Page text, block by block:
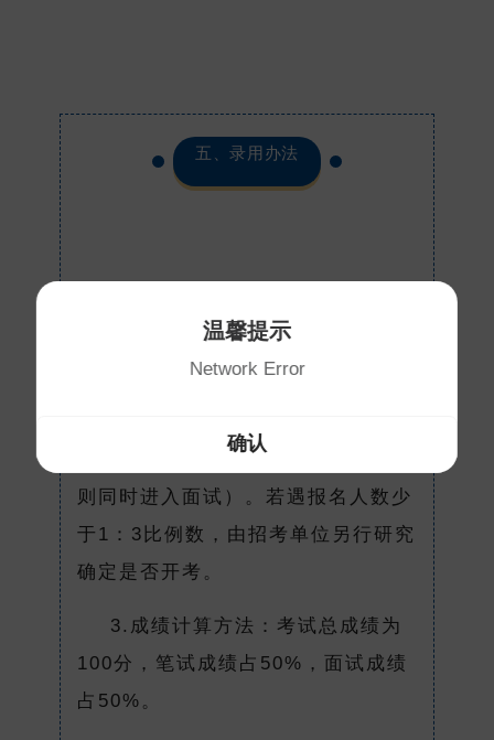
五、录用办法
法，笔试面试均实行百分制计分。
（若入围最后一名出现成绩相同者，
则同时进入面试）。若遇报名人数少
于1：3比例数，由招考单位另行研究
确定是否开考。
3.成绩计算方法：考试总成绩为
100分，笔试成绩占50%，面试成绩
占50%。
温馨提示
Network Error
确认